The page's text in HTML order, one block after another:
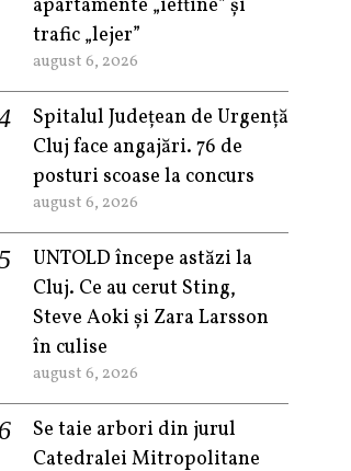
apartamente „ieftine” și
trafic „lejer”
august 6, 2026
Spitalul Județean de Urgență
Cluj face angajări. 76 de
posturi scoase la concurs
august 6, 2026
UNTOLD începe astăzi la
Cluj. Ce au cerut Sting,
Steve Aoki și Zara Larsson
în culise
august 6, 2026
Se taie arbori din jurul
Catedralei Mitropolitane